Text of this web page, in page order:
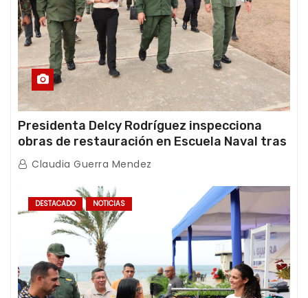
Presidenta Delcy Rodríguez inspecciona
obras de restauración en Escuela Naval tras
afectaciones sísmicas en La Guaira
Claudia Guerra Mendez
DESTACADO NOTICIAS